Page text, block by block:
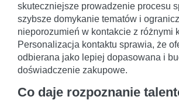
skuteczniejsze prowadzenie procesu
szybsze domykanie tematów i
nieporozumień w kontakcie z różnymi
Personalizacja kontaktu sprawia, że
odbierana jako lepiej dopasowana i
doświadczenie zakupowe.
Co daje rozpoznanie